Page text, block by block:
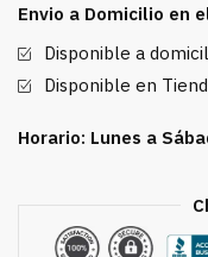
Dressing
WishBone
15
cantidad
Envio a Domicilio en
Disponible a
Disponible en
Horario: Lunes a